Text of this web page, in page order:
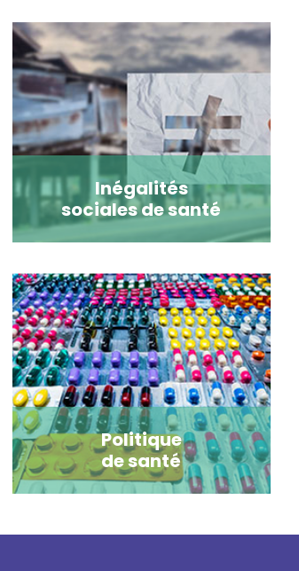
Inégalités
sociales de santé
Politique
de santé